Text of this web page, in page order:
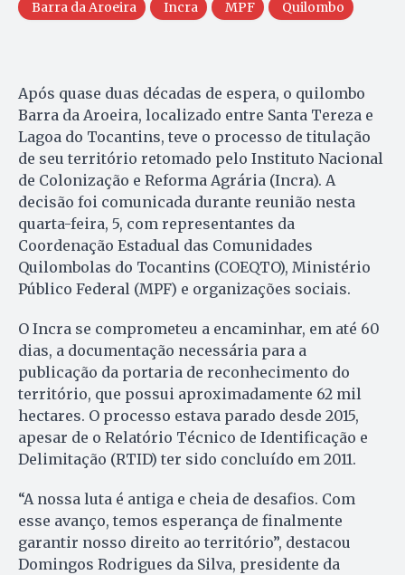
Barra da Aroeira Incra MPF Quilombo
Após quase duas décadas de espera, o quilombo
Barra da Aroeira, localizado entre Santa Tereza e
Lagoa do Tocantins, teve o processo de titulação
de seu território retomado pelo Instituto Nacional
de Colonização e Reforma Agrária (Incra). A
decisão foi comunicada durante reunião nesta
quarta-feira, 5, com representantes da
Coordenação Estadual das Comunidades
Quilombolas do Tocantins (COEQTO), Ministério
Público Federal (MPF) e organizações sociais.
O Incra se comprometeu a encaminhar, em até 60
dias, a documentação necessária para a
publicação da portaria de reconhecimento do
território, que possui aproximadamente 62 mil
hectares. O processo estava parado desde 2015,
apesar de o Relatório Técnico de Identificação e
Delimitação (RTID) ter sido concluído em 2011.
“A nossa luta é antiga e cheia de desafios. Com
esse avanço, temos esperança de finalmente
garantir nosso direito ao território”, destacou
Domingos Rodrigues da Silva, presidente da